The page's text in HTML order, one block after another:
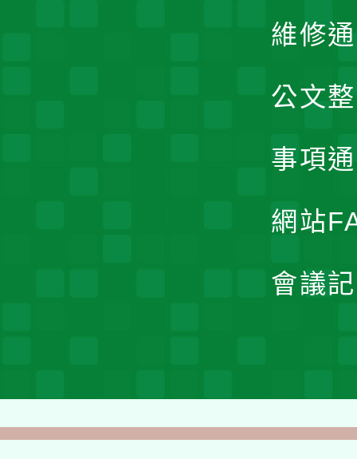
維修
公文
事項
網站
會議